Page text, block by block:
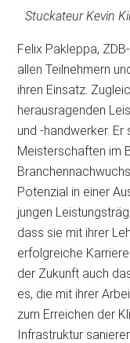
Stuckateur Kevin
Felix Pakleppa,
allen Teilnehmern
ihren Einsatz.
herausragenden
und -handwerker. Er
Meisterschaften im
Potenzial in einer
jungen
dass sie mit ihrer
erfolgreiche
der Zukunft auch
es, die mit ihrer
zum Erreichen der
Infrastruktur